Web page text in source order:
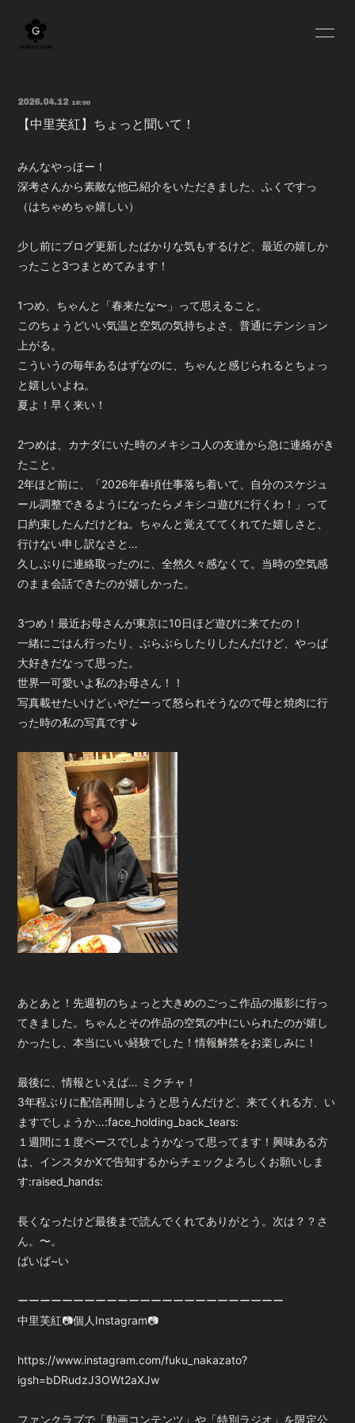
INFORMATION
MOVIE RADIO
GOODS
会員登録 ログイン
2026.04.12 18:00
【中里芙紅】ちょっと聞いて！
みんなやっほー！
深考さんから素敵な他己紹介をいただきました、ふくですっ
（はちゃめちゃ嬉しい）
少し前にブログ更新したばかりな気もするけど、最近の嬉しか
ったこと3つまとめてみます！
1つめ、ちゃんと「春来たな〜」って思えること。
このちょうどいい気温と空気の気持ちよさ、普通にテンション
上がる。
こういうの毎年あるはずなのに、ちゃんと感じられるとちょっ
と嬉しいよね。
夏よ！早く来い！
2つめは、カナダにいた時のメキシコ人の友達から急に連絡がき
たこと。
2年ほど前に、「2026年春頃仕事落ち着いて、自分のスケジュ
ール調整できるようになったらメキシコ遊びに行くわ！」って
口約束したんだけどね。ちゃんと覚えててくれてた嬉しさと、
行けない申し訳なさと…
久しぶりに連絡取ったのに、全然久々感なくて。当時の空気感
のまま会話できたのが嬉しかった。
3つめ！最近お母さんが東京に10日ほど遊びに来てたの！
一緒にごはん行ったり、ぶらぶらしたりしたんだけど、やっぱ
大好きだなって思った。
世界一可愛いよ私のお母さん！！
写真載せたいけどぃやだーって怒られそうなので母と焼肉に行
った時の私の写真です↓
あとあと！先週初のちょっと大きめのごっこ作品の撮影に行っ
てきました。ちゃんとその作品の空気の中にいられたのが嬉し
かったし、本当にいい経験でした！情報解禁をお楽しみに！
最後に、情報といえば… ミクチャ！
3年程ぶりに配信再開しようと思うんだけど、来てくれる方、い
ますでしょうか…:face_holding_back_tears:
１週間に１度ペースでしようかなって思ってます！興味ある方
は、インスタかXで告知するからチェックよろしくお願いしま
す:raised_hands:
長くなったけど最後まで読んでくれてありがとう。次は？？さ
ん。〜。
ばいば~い
ーーーーーーーーーーーーーーーーーーーーーーーー
中里芙紅📷個人Instagram📷
https://www.instagram.com/fuku_nakazato?
igsh=bDRudzJ3OWt2aXJw
ファンクラブで「動画コンテンツ」や「特別ラジオ」を限定公